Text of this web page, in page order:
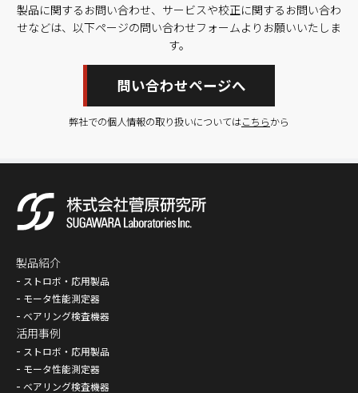
製品に関するお問い合わせ、サービスや校正に関するお問い合わ
せなどは、以下ページの問い合わせフォームよりお願いいたしま
す。
問い合わせページへ
弊社での個人情報の取り扱いについてはこちらから
製品紹介
ストロボ・応用製品
モータ性能測定器
ベアリング検査機器
活用事例
ストロボ・応用製品
モータ性能測定器
ベアリング検査機器